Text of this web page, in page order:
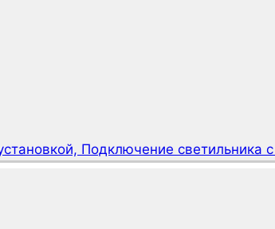
Подключение светильника с